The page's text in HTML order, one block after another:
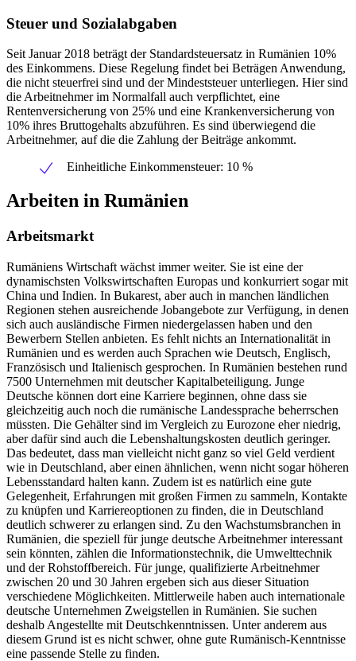
Steuer und Sozialabgaben
Seit Januar 2018 beträgt der Standardsteuersatz in Rumänien 10%
des Einkommens. Diese Regelung findet bei Beträgen Anwendung,
die nicht steuerfrei sind und der Mindeststeuer unterliegen. Hier sind
die Arbeitnehmer im Normalfall auch verpflichtet, eine
Rentenversicherung von 25% und eine Krankenversicherung von
10% ihres Bruttogehalts abzuführen. Es sind überwiegend die
Arbeitnehmer, auf die die Zahlung der Beiträge ankommt.
Einheitliche Einkommensteuer: 10 %
Arbeiten in Rumänien
Arbeitsmarkt
Rumäniens Wirtschaft wächst immer weiter. Sie ist eine der
dynamischsten Volkswirtschaften Europas und konkurriert sogar mit
China und Indien. In Bukarest, aber auch in manchen ländlichen
Regionen stehen ausreichende Jobangebote zur Verfügung, in denen
sich auch ausländische Firmen niedergelassen haben und den
Bewerbern Stellen anbieten. Es fehlt nichts an Internationalität in
Rumänien und es werden auch Sprachen wie Deutsch, Englisch,
Französisch und Italienisch gesprochen. In Rumänien bestehen rund
7500 Unternehmen mit deutscher Kapitalbeteiligung. Junge
Deutsche können dort eine Karriere beginnen, ohne dass sie
gleichzeitig auch noch die rumänische Landessprache beherrschen
müssten. Die Gehälter sind im Vergleich zu Eurozone eher niedrig,
aber dafür sind auch die Lebenshaltungskosten deutlich geringer.
Das bedeutet, dass man vielleicht nicht ganz so viel Geld verdient
wie in Deutschland, aber einen ähnlichen, wenn nicht sogar höheren
Lebensstandard halten kann. Zudem ist es natürlich eine gute
Gelegenheit, Erfahrungen mit großen Firmen zu sammeln, Kontakte
zu knüpfen und Karriereoptionen zu finden, die in Deutschland
deutlich schwerer zu erlangen sind. Zu den Wachstumsbranchen in
Rumänien, die speziell für junge deutsche Arbeitnehmer interessant
sein könnten, zählen die Informationstechnik, die Umwelttechnik
und der Rohstoffbereich. Für junge, qualifizierte Arbeitnehmer
zwischen 20 und 30 Jahren ergeben sich aus dieser Situation
verschiedene Möglichkeiten. Mittlerweile haben auch internationale
deutsche Unternehmen Zweigstellen in Rumänien. Sie suchen
deshalb Angestellte mit Deutschkenntnissen. Unter anderem aus
diesem Grund ist es nicht schwer, ohne gute Rumänisch-Kenntnisse
eine passende Stelle zu finden.